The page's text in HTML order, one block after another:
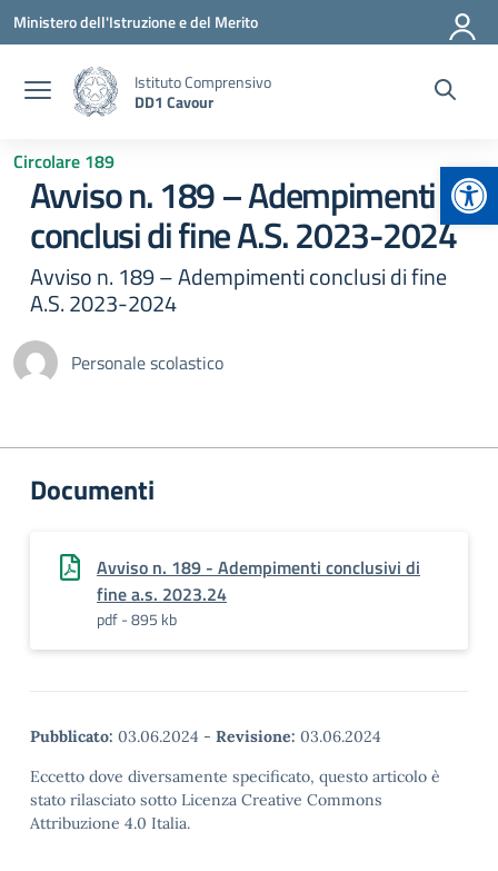
Vai ai contenuti
Vai al menu di navigazione
Vai al footer
Ministero dell'Istruzione e del Merito
Istituto Comprensivo
DD1 Cavour
Circolare 189
Avviso n. 189 – Adempimenti
conclusi di fine A.S. 2023-2024
Avviso n. 189 – Adempimenti conclusi di fine
A.S. 2023-2024
Personale scolastico
Documenti
Avviso n. 189 - Adempimenti conclusivi di
fine a.s. 2023.24
pdf - 895 kb
Pubblicato: 03.06.2024 - Revisione: 03.06.2024
Eccetto dove diversamente specificato, questo articolo è
stato rilasciato sotto Licenza Creative Commons
Attribuzione 4.0 Italia.